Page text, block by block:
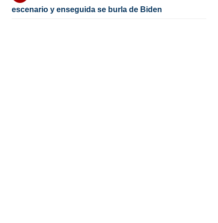
escenario y enseguida se burla de Biden